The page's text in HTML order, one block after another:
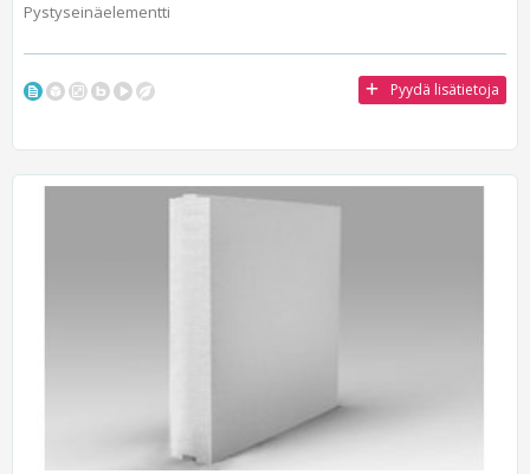
Pystyseinäelementti
Pyydä lisätietoja